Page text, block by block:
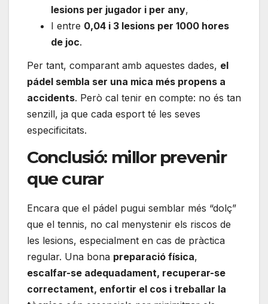
lesions per jugador i per any,
I entre 0,04 i 3 lesions per 1000 hores
de joc.
Per tant, comparant amb aquestes dades, el
pádel sembla ser una mica més propens a
accidents. Però cal tenir en compte: no és tan
senzill, ja que cada esport té les seves
especificitats.
Conclusió: millor prevenir
que curar
Encara que el pádel pugui semblar més “dolç”
que el tennis, no cal menystenir els riscos de
les lesions, especialment en cas de pràctica
regular. Una bona preparació física,
escalfar-se adequadament, recuperar-se
correctament, enfortir el cos i treballar la